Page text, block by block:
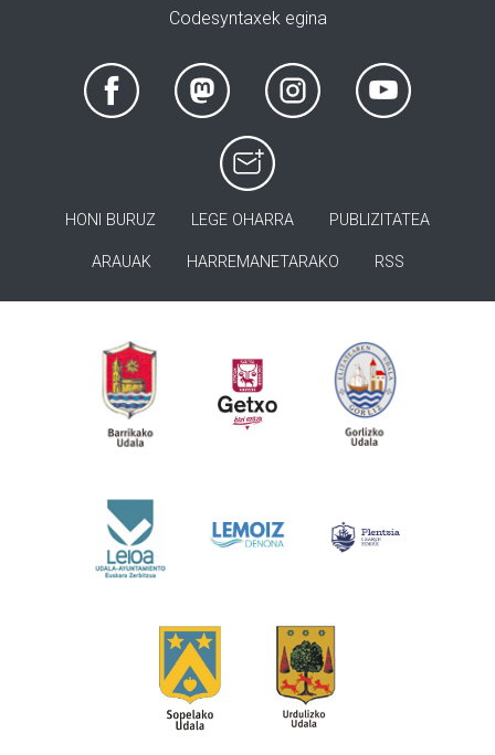
Codesyntaxek egina
HONI BURUZ LEGE OHARRA PUBLIZITATEA
ARAUAK HARREMANETARAKO RSS